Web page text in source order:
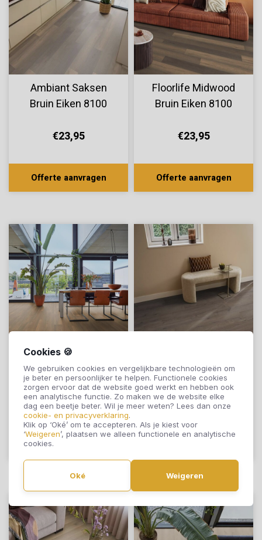
Cookies 🍪
We gebruiken cookies en vergelijkbare technologieën om
je beter en persoonlijker te helpen. Functionele cookies
zorgen ervoor dat de website goed werkt en hebben ook
een analytische functie. Zo maken we de website elke
dag een beetje beter. Wil je meer weten? Lees dan onze
cookie- en privacyverklaring.
Klik op ‘Oké’ om te accepteren. Als je kiest voor
‘Weigeren’, plaatsen we alleen functionele en analytische
cookies.
Oké Weigeren
Ambiant Saksen
Bruin Eiken 8100
€23,95
Offerte aanvragen
Floorlife Midwood
Bruin Eiken 8100
€23,95
Offerte aanvragen
Floorlife East Village
Bruin Eiken 8109
€23,95
Offerte aanvragen
Donkerbruin Eiken
0024
€26,95